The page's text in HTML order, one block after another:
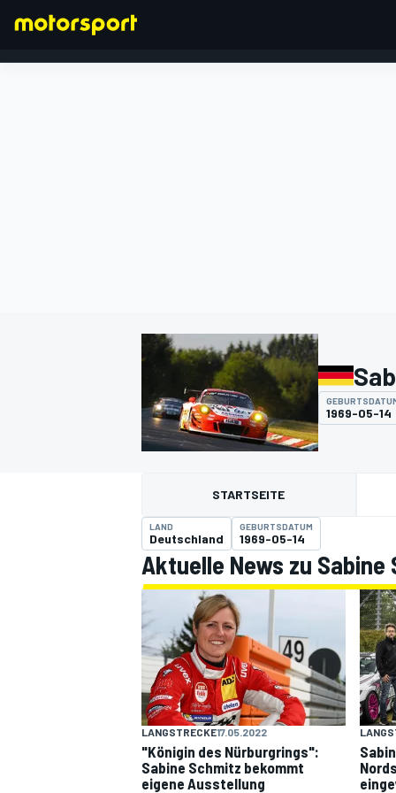
MOTOGP
1969-05-14
STARTSEITE
LAND
Deutschland
GEBURTSDATUM
1969-05-14
Aktuelle News zu Sabine
LANGSTRECKE17.05.2022
"Königin des Nürburgrings":
Sabine Schmitz bekommt
eigene Ausstellung